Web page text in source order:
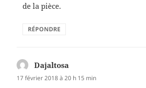
de la pièce.
RÉPONDRE
Dajaltosa
17 février 2018 à 20 h 15 min